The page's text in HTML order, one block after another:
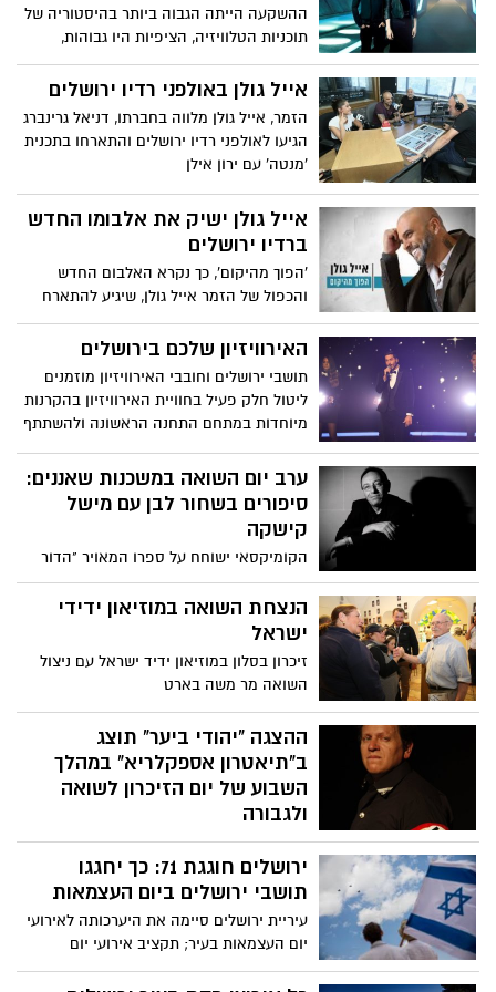
ההשקעה הייתה הגבוה ביותר בהיסטוריה של
תוכניות הטלוויזיה, הציפיות היו גבוהות,
היעדים שאפתניים ביותר, הצוות הטוב ביותר
שניתן היה לגייס והתוצאה? אכזבה רבתית.
אייל גולן באולפני רדיו ירושלים
הזמר, אייל גולן מלווה בחברתו, דניאל גרינברג
הגיעו לאולפני רדיו ירושלים והתארחו בתכנית
'מנטה' עם ירון אילן
אייל גולן ישיק את אלבומו החדש
ברדיו ירושלים
'הפוך מהיקום', כך נקרא האלבום החדש
והכפול של הזמר אייל גולן, שיגיע להתארח
ברדיו ירושלים, היום, שלישי, בין השעות 12:00-
14:00. האזינו...
האירוויזיון שלכם בירושלים
תושבי ירושלים וחובבי האירוויזיון מוזמנים
ליטול חלק פעיל בחוויית האירוויזיון בהקרנות
מיוחדות במתחם התחנה הראשונה ולהשתתף
הראשונה יעוצב ויקושט באופן מיוחד לכבוד
ערב יום השואה במשכנות שאננים:
סיפורים בשחור לבן עם מישל
קישקה
הקומיקסאי ישוחח על ספרו המאויר "הדור
השני - דברים שלא סיפרתי לאבא" עם הבמאי
גדי אייזן, מנחה – המשורר ויוצר הקולנוע
משכנות שאננים, ירושלים הכניסה חופשית
הנצחת השואה במוזיאון ידידי
ישראל
זיכרון בסלון במוזיאון ידיד ישראל עם ניצול
השואה מר משה בארט
ההצגה "יהודי ביער" תוצג
ב"תיאטרון אספקלריא" במהלך
השבוע של יום הזיכרון לשואה
ולגבורה
לקראת יום הזיכרון לשואה ולגבורה, "תיאטרון
אספקלריא" מעלה את ההצגה "יהודי ביער",
עיבוד לפואמה מאת המשורר אורי צבי
גרינברג, ההצגה תוצג מספר פעמים במהלך
השבוע של יום הזיכרון לשואה ולגבורה
ירושלים חוגגת 71: כך יחגגו
תושבי ירושלים ביום העצמאות
עיריית ירושלים סיימה את היערכותה לאירועי
יום העצמאות בעיר; תקציב אירועי יום
העצמאות בבירה גדלו ב- 700 אלש"ח נוספים